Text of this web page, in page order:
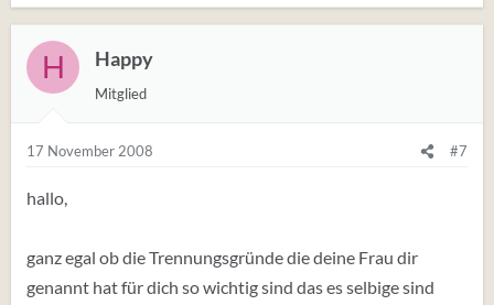
H Happy
Mitglied
17 November 2008 #7
hallo,
ganz egal ob die Trennungsgründe die deine Frau dir
genannt hat für dich so wichtig sind das es selbige sind